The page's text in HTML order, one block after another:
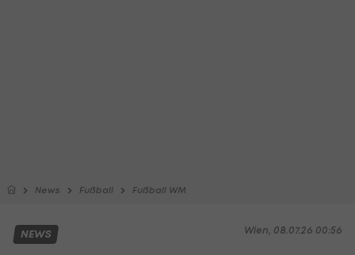
News Fußball Fußball WM
Wien, 08.07.26 00:56
NEWS